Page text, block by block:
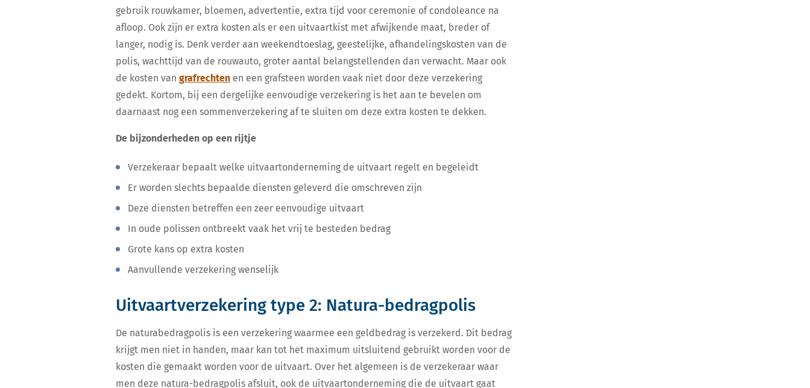
gebruik rouwkamer, bloemen, advertentie, extra tijd voor ceremonie of condoleance na
afloop. Ook zijn er extra kosten als er een uitvaartkist met afwijkende maat, breder of
langer, nodig is. Denk verder aan weekendtoeslag, geestelijke, afhandelingskosten van de
polis, wachttijd van de rouwauto, groter aantal belangstellenden dan verwacht. Maar ook
de kosten van grafrechten en een grafsteen worden vaak niet door deze verzekering
gedekt. Kortom, bij een dergelijke eenvoudige verzekering is het aan te bevelen om
daarnaast nog een sommenverzekering af te sluiten om deze extra kosten te dekken.
De bijzonderheden op een rijtje
Verzekeraar bepaalt welke uitvaartonderneming de uitvaart regelt en begeleidt
Er worden slechts bepaalde diensten geleverd die omschreven zijn
Deze diensten betreffen een zeer eenvoudige uitvaart
In oude polissen ontbreekt vaak het vrij te besteden bedrag
Grote kans op extra kosten
Aanvullende verzekering wenselijk
Uitvaartverzekering type 2: Natura-bedragpolis
De naturabedragpolis is een verzekering waarmee een geldbedrag is verzekerd. Dit bedrag
krijgt men niet in handen, maar kan tot het maximum uitsluitend gebruikt worden voor de
kosten die gemaakt worden voor de uitvaart. Over het algemeen is de verzekeraar waar
men deze natura-bedragpolis afsluit, ook de uitvaartonderneming die de uitvaart gaat